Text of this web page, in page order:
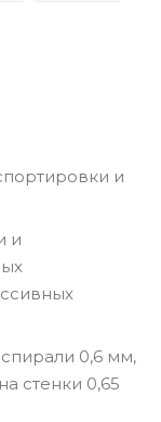
и
и
0,6 мм,
стенки 0,65